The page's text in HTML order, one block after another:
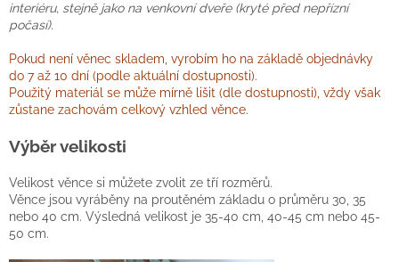
interiéru, stejně jako na venkovní dveře (kryté před nepřízní
počasí).
Pokud není věnec skladem, vyrobím ho na základě objednávky
do 7 až 10 dní (podle aktuální dostupnosti).
Použitý materiál se může mírně lišit (dle dostupnosti), vždy však
zůstane zachovám celkový vzhled věnce.
Výběr velikosti
Velikost věnce si můžete zvolit ze tří rozměrů.
Věnce jsou vyráběny na proutěném základu o průměru 30, 35
nebo 40 cm. Výsledná velikost je 35-40 cm, 40-45 cm nebo 45-
50 cm.